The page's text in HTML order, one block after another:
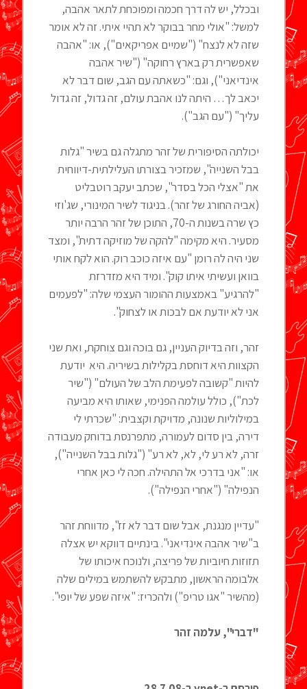
ובכלל, יש לה דרך חכמה ומפוכחת לתאר אהבה,
למשל: "אולי מחר בבוקר לא תהיי איתי. זה לא אומר
שזה לא לנצח" ("שמיים אפריקאים"), או: "אהבה
שאפשרית רק בארץ רחוקה" ("שיר אהבה
אינדיאני"), וגם: "כשאתה עם הגב, שום דבר לא
יכאב לך… היתה לנו אהבת עולם, זה גדול, זה גדול
עליך" ("עם הגב").
יכולתה הסיפורית של זהר מתגלה גם בשיר "גלות
בבל השנייה", שמזכיר בצורתו העלילתית-דיווחית
את "אצלי הכל בסדר", שכתב יעקב רוטבליט
(אביה החורג של זהר). בניגוד לשיר המינורי, שג'וזי
כץ שרה בשנות ה-70, התוכן של זהר הרבה יותר
מסעיר. היא מקימה "להקה של מוזיקה דתית", ומצד
שני היה לה רומן "עם איזה כוכב רוק. הוא לקח אותי
בוואן ועשיתי איתו קוק". ומיד היא מזדרזת
"להרגיע" באמצעות ההומור העצמי שלה: "לפעמים
אני לא יודעת אם לבכות או לצחוק".
זהר, וזה בדיוק העניין, גם בוכה וגם צוחקת, ואת שני
הקצוות היא דוחסת בקלילות בשיריה. היא יודעת
להיות "קשובה לפעימת הלב של העולם" ("שיר
לכת"), כולל עולמה הפנימי, שאותו היא מביעה
במילוליות שנונה, מדויקת וקצבית: "שכרתי לי
דירה, בין סדום לעמורה, מתפרנסת בדוחק מעבודה
זרה, לא רע לי, לא, לא רע" ("גלות בבל השנייה"),
או: "אני בדרכי אל התהילה. חכה לי כאן אחרי
הנפילה" ("אחרי הנפילה").
"עדיין מנגנת, אבל שום דבר לא זז", מדווחת זהר
ב"שיר אהבה אינדיאני". בינתיים דווקא יש אצלה
תזוזות חיוביות של פריצה, ולנוכח איכותו של
אלבומה הראשון, מתבקש להשתמש במילים שלה
(מהשיר "אגו טריפ") ולהכריז: "איזה שפע של יופי".
"דברי", עלמה זהר